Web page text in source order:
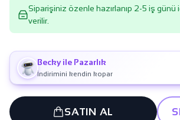
Siparişiniz özenle hazırlanıp 2-5 iş günü
verilir.
Becky ile Pazarlık
İndirimini kendin kopar
SATIN AL